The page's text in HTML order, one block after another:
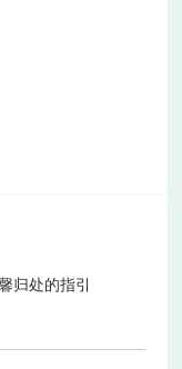
归处的指引